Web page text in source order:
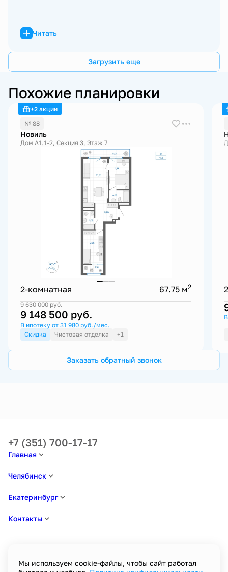
Читать
Загрузить еще
Похожие планировки
+2 акции
№ 88
Новиль
Дом А1.1-2, Секция 3, Этаж 7
2-комнатная 67.75 м2
9 630 000руб.
9 148 500 руб.
В ипотеку от 31 980 руб./мес.
Скидка
Чистовая отделка +1
Заказать обратный звонок
Главная
Челябинск
Екатеринбург
Контакты
+7 (351) 700-17-17
Мы используем cookie-файлы, чтобы сайт работал